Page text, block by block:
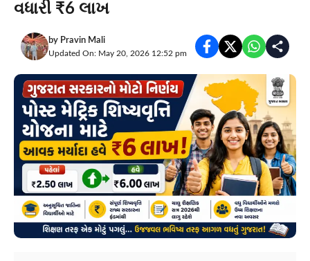
વધારી ₹6 લાખ
by Pravin Mali
Updated On: May 20, 2026 12:52 pm